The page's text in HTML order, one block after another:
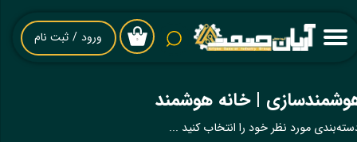
۰ ورود / ثبت نام
حساب کاربری من
سفارشات
| خانه هوشمند
مورد نظر خود را انتخاب کنید ...